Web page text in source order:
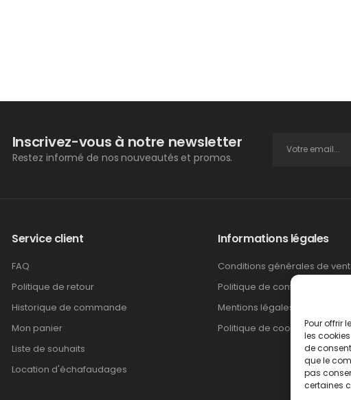
Pour offrir
les
de
que le
pas
certaines
Inscrivez-vous à notre newsletter
Restez informé de nos nouveautés et promos.
Service client
FAQ
Politique de retour
Historique de commande
Mon panier
Liste de souhaits
Location d'échafaudages
Informations légales
Conditions générales de
Politique de confidentialité
Mentions légales
Politique de cookies